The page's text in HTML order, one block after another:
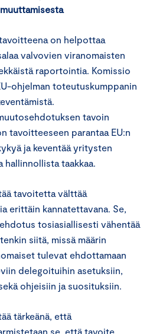
on helpottaa
valvovien viranomaisten
raportointia. Komissio
ohjelman toteutuskumppanin
tavoin
tavoitteeseen parantaa EU:n
ja keventää yritysten
taakkaa.
tavoitetta välttää
erittäin kannatettavana. Se,
tosiasiallisesti vähentää
siitä, missä määrin
tulevat ehdottamaan
delegoituihin asetuksiin,
ohjeisiin ja suosituksiin.
tärkeänä, että
se, että tavoite